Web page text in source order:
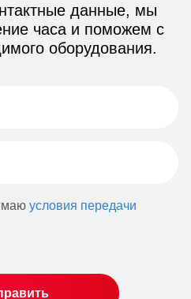
данные, мы
часа и поможем с
оборудования.
условия передачи